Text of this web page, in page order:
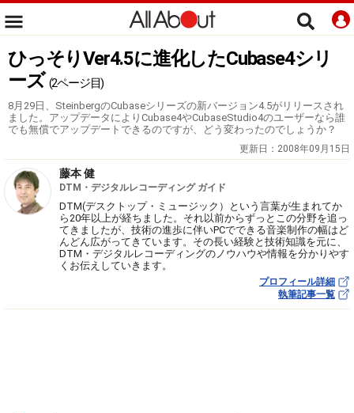
ひっそりVer4.5に進化したCubase4シリ
ーズ (2ページ目)
8月29日、SteinbergのCubaseシリーズの新バージョン4.5がリリースされ
ました。アップデータによりCubase4やCubaseStudio4のユーザーなら誰
でも無償でアップデートできるのですが、どう変わったのでしょうか？
更新日： 2008年09月15日
藤本 健
DTM・デジタルレコーディング ガイド
DTM(デスクトップ・ミュージック）という言葉が生まれてか
ら20年以上が経ちました。それ以前からずっとこの分野を追っ
てきましたが、技術の進歩に伴いPCでできる音楽制作の幅はど
んどん広がってきています。その長い経験と技術知識を元に、
DTM・デジタルレコーディングのノウハウや情報を分かりやす
くお伝えしていきます。
プロフィール詳細
執筆記事一覧